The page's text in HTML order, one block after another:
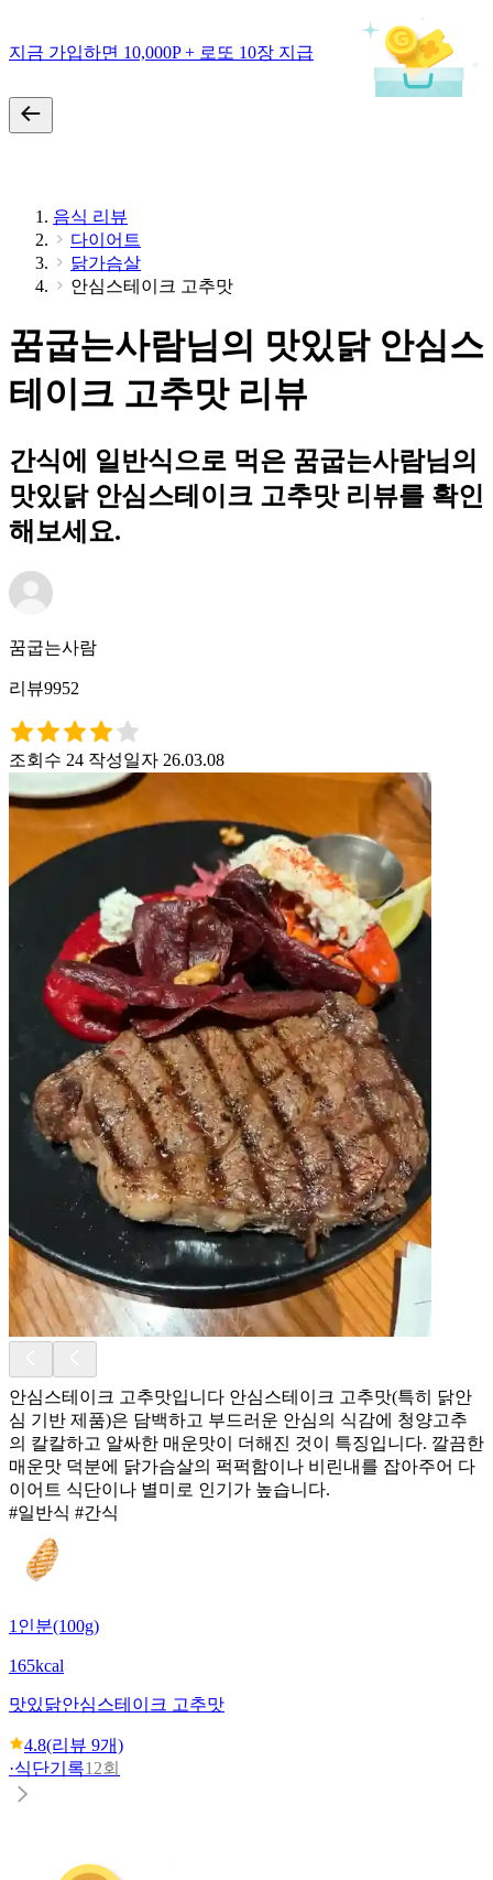
지금 가입하면 10,000P + 로또 10장 지급
음식 리뷰
다이어트
닭가슴살
안심스테이크 고추맛
꿈굽는사람님의 맛있닭 안심스
테이크 고추맛 리뷰
간식에 일반식으로 먹은 꿈굽는사람님의
맛있닭 안심스테이크 고추맛 리뷰를 확인
해보세요.
꿈굽는사람
리뷰9952
조회수 24 작성일자 26.03.08
안심스테이크 고추맛입니다 안심스테이크 고추맛(특히 닭안
심 기반 제품)은 담백하고 부드러운 안심의 식감에 청양고추
의 칼칼하고 알싸한 매운맛이 더해진 것이 특징입니다. 깔끔한
매운맛 덕분에 닭가슴살의 퍽퍽함이나 비린내를 잡아주어 다
이어트 식단이나 별미로 인기가 높습니다.
#일반식 #간식
1인분(100g)
165kcal
맛있닭안심스테이크 고추맛
4.8(리뷰 9개)
·식단기록12회